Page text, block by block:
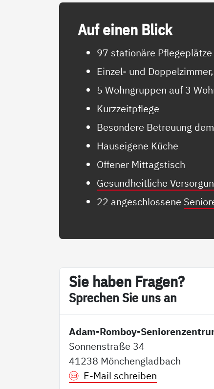
Auf ei­nen Blick
97 stationäre Pflegeplätze
Einzel- und
5 Wohngruppen auf 3
Kurzzeitpflege
Besondere Betreuung
Hauseigene Küche
Offener Mittagstisch
Gesundheitliche
22 angeschlossene
Sie ha­ben Fra­gen?
Sp­re­chen Sie uns an
Adam-Romboy-
Sonnenstraße 34
41238 Mönchengladbach
E-Mail schreiben